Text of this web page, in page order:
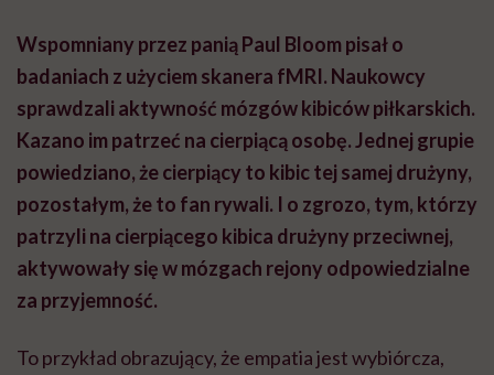
Wspomniany przez panią Paul Bloom pisał o
badaniach z użyciem skanera fMRI. Naukowcy
sprawdzali aktywność mózgów kibiców piłkarskich.
Kazano im patrzeć na cierpiącą osobę. Jednej grupie
powiedziano, że cierpiący to kibic tej samej drużyny,
pozostałym, że to fan rywali. I o zgrozo, tym, którzy
patrzyli na cierpiącego kibica drużyny przeciwnej,
aktywowały się w mózgach rejony odpowiedzialne
za przyjemność.
To przykład obrazujący, że empatia jest wybiórcza,